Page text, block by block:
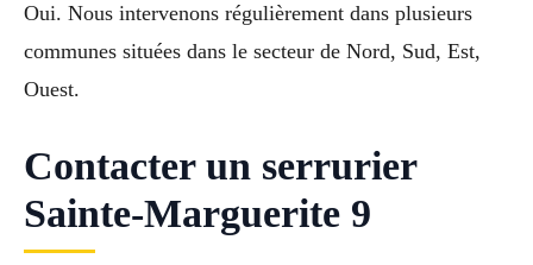
Oui. Nous intervenons régulièrement dans plusieurs
communes situées dans le secteur de Nord, Sud, Est,
Ouest.
Contacter un serrurier
Sainte-Marguerite 9